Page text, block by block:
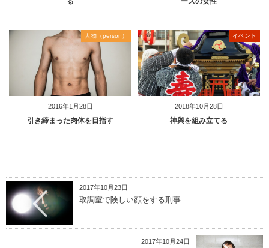
2016年1月28日
人物（person）
引き締まった肉体を目指す
2018年10月28日
イベント
神輿を組み立てる
2017年10月23日
取調室で険しい顔をする刑事
2017年10月24日